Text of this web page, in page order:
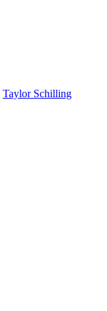
Taylor Schilling